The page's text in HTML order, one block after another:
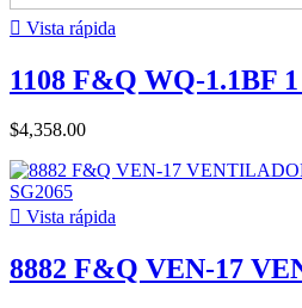
 Vista rápida
1108 F&Q WQ-1.1BF 1
$4,358.00
 Vista rápida
8882 F&Q VEN-17